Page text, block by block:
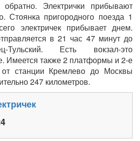
Электрички прибывают
Стоянка пригородного поезда 1
электричек прибывает днем.
в 21 час 47 минут до
Тульский. Есть вокзал-это
Имеется также 2 платформы и 2-е
от станции Кремлево до Москвы
247 километров.